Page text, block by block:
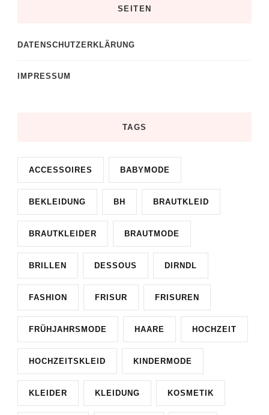
SEITEN
DATENSCHUTZERKLÄRUNG
IMPRESSUM
TAGS
ACCESSOIRES BABYMODE
BEKLEIDUNG BH BRAUTKLEID
BRAUTKLEIDER BRAUTMODE
BRILLEN DESSOUS DIRNDL
FASHION FRISUR FRISUREN
FRÜHJAHRSMODE HAARE HOCHZEIT
HOCHZEITSKLEID KINDERMODE
KLEIDER KLEIDUNG KOSMETIK